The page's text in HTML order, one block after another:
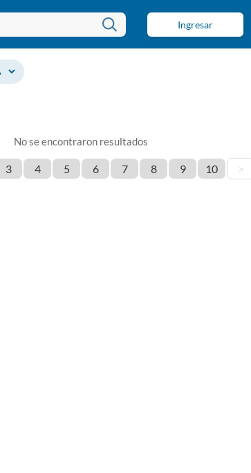
Ingresar
No se encontraron resultados
3 4 5 6 7 8 9 10 >